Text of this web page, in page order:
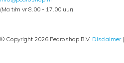
(Ma t/m vr 8.00 - 17.00 uur)
© Copyright 2026 Pedroshop B.V. Disclaimer|